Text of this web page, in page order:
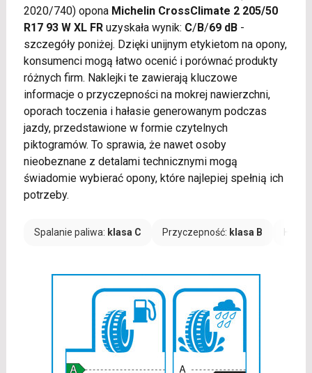
2020/740) opona Michelin CrossClimate 2 205/50
R17 93 W XL FRuzyskała wynik: C/B/69 dB-
szczegóły poniżej. Dzięki unijnym etykietom na opony,
konsumenci mogą łatwo ocenić i porównać produkty
różnych firm. Naklejki te zawierają kluczowe
informacje o przyczepności na mokrej nawierzchni,
oporach toczenia i hałasie generowanym podczas
jazdy, przedstawione w formie czytelnych
piktogramów. To sprawia, że nawet osoby
nieobeznane z detalami technicznymi mogą
świadomie wybierać opony, które najlepiej spełnią ich
potrzeby.
Spalanie paliwa: klasa C Przyczepność: klasa B